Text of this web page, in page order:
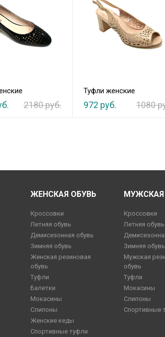
2180 руб.
Туфли женские
972 руб. 1080
ЖЕНСКАЯ ОБУВЬ
Кроссовки
Летняя обувь
Демисезонная обувь
Зимняя обувь
Женская резиновая
обувь
Туфли
Балетки
Мокасины
Слипоны
Женские кеды
Спортивные туфли
МУЖСКАЯ
Кроссовки
Летняя обувь
Зимняя обувь
Мужская
обувь
Туфли
Мокасины
Слипоны
Спортивные